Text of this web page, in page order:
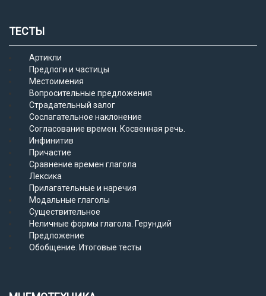
ТЕСТЫ
Артикли
Предлоги и частицы
Местоимения
Вопросительные предложения
Страдательный залог
Сослагательное наклонение
Согласование времен. Косвенная речь.
Инфинитив
Причастие
Сравнение времен глагола
Лексика
Прилагательные и наречия
Модальные глаголы
Существительное
Неличные формы глагола. Герундий
Предложение
Обобщение. Итоговые тесты